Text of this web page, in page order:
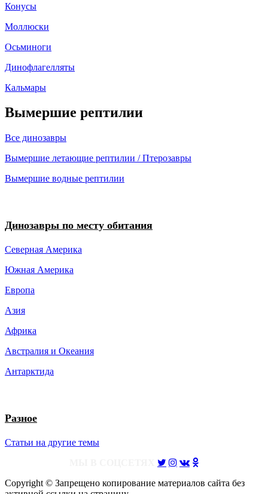
Конусы
Моллюски
Осьминоги
Динофлагелляты
Кальмары
Вымершие рептилии
Все динозавры
Вымершие летающие рептилии / Птерозавры
Вымершие водные рептилии
Динозавры по месту обитания
Северная Америка
Южная Америка
Европа
Азия
Африка
Австралия и Океания
Антарктида
Разное
Статьи на другие темы
Copyright © Запрещено копирование материалов сайта без